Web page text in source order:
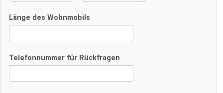
Länge des Wohnmobils
Telefonnummer für Rückfragen